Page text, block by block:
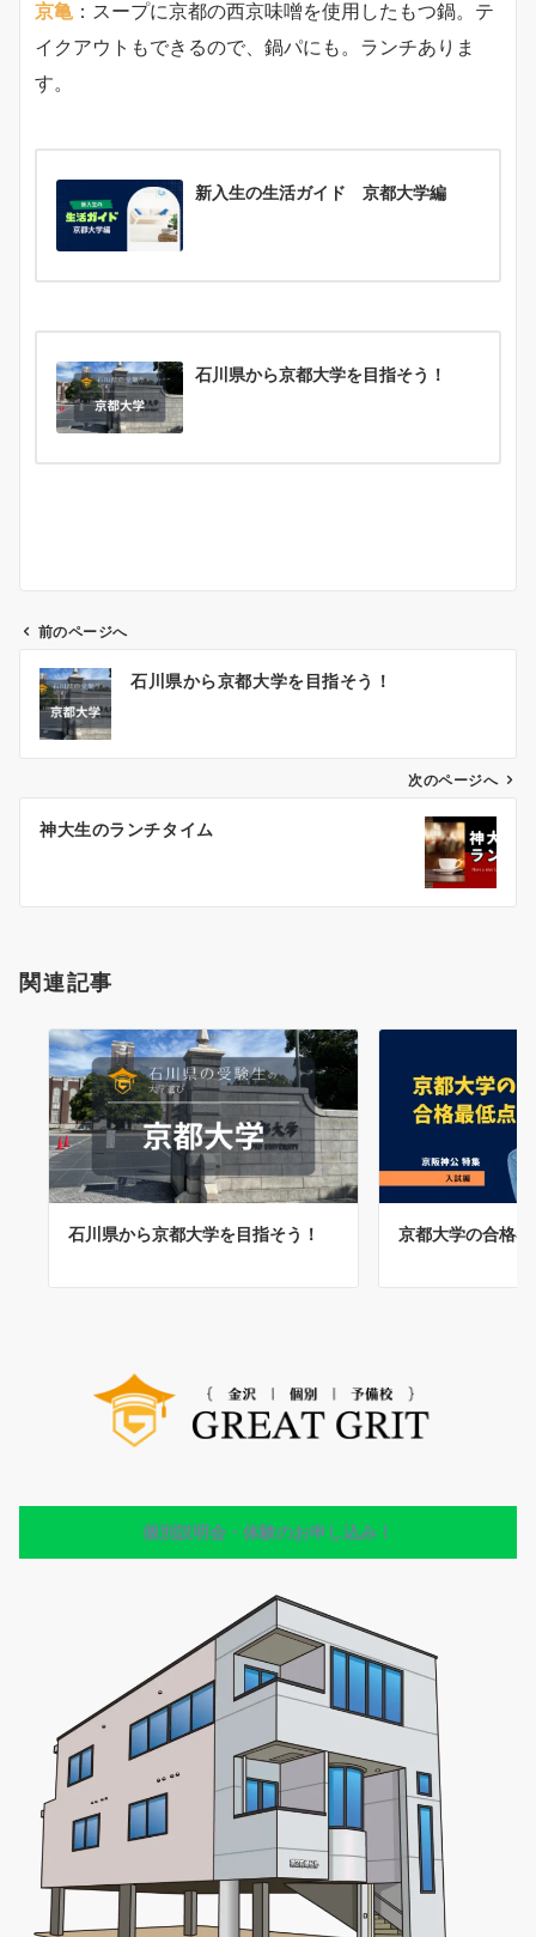
京亀：スープに京都の西京味噌を使用したもつ鍋。テ
イクアウトもできるので、鍋パにも。ランチありま
す。
新入生の生活ガイド 京都大学編
石川県から京都大学を目指そう！
ン
前のページへ
石川県から京都大学を目指そう！
次のページへ
神大生のランチタイム
関連記事
石川県から京都大学を目指そう！ 京都大学の合格
個別説明会・体験のお申し込み！